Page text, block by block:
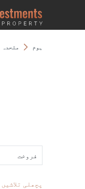
ہوم
فروخت
پچھلی تلاشیں